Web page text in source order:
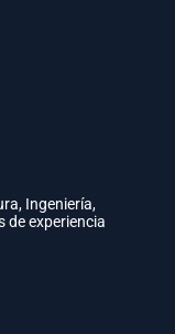
Ingeniería,
de experiencia